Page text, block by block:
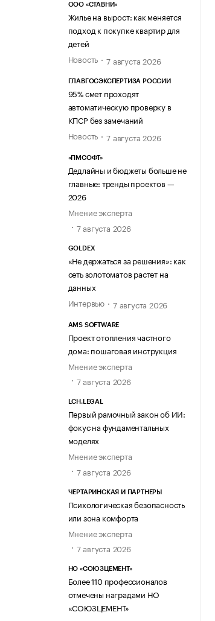
ООО «СТАВНИ»
Жилье на вырост: как меняется
подход к покупке квартир для
детей
Новость
7 августа 2026
ГЛАВГОСЭКСПЕРТИЗА РОССИИ
95% смет проходят
автоматическую проверку в
КПСР без замечаний
Новость
7 августа 2026
«ПМСОФТ»
Дедлайны и бюджеты больше не
главные: тренды проектов —
2026
Мнение эксперта
7 августа 2026
GOLDEX
«Не держаться за решения»: как
сеть золотоматов растет на
данных
Интервью
7 августа 2026
AMS SOFTWARE
Проект отопления частного
дома: пошаговая инструкция
Мнение эксперта
7 августа 2026
LCH.LEGAL
Первый рамочный закон об ИИ:
фокус на фундаментальных
моделях
Мнение эксперта
7 августа 2026
ЧЕРТАРИНСКАЯ И ПАРТНЕРЫ
Психологическая безопасность
или зона комфорта
Мнение эксперта
7 августа 2026
НО «СОЮЗЦЕМЕНТ»
Более 110 профессионалов
отмечены наградами НО
«СОЮЗЦЕМЕНТ»